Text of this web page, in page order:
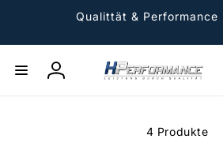
Qualittät & Performance
Einloggen
4 Produkte